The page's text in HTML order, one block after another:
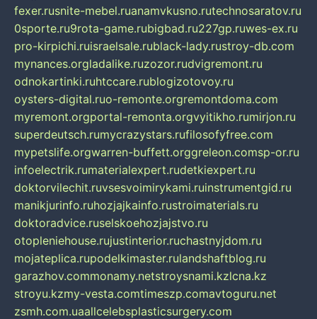
fexer.rusnite-mebel.ruanamvkusno.rutechnosaratov.ru
0sporte.ru9rota-game.rubigbad.ru227gp.ruwes-ex.ru
pro-kirpichi.ruisraelsale.rublack-lady.rustroy-db.com
mynances.orgladalike.ruzozor.rudvigremont.ru
odnokartinki.ruhtccare.rublogizotovoy.ru
oysters-digital.ruo-remonte.orgremontdoma.com
myremont.orgportal-remonta.orgvyitikho.rumirjon.ru
superdeutsch.rumycrazystars.rufilosofyfree.com
mypetslife.orgwarren-buffett.orggreleon.comsp-or.ru
infoelectrik.rumaterialexpert.rudetkiexpert.ru
doktorvilechit.ruvsesvoimirykami.ruinstrumentgid.ru
manikjurinfo.ruhozjajkainfo.rustroimaterials.ru
doktoradvice.ruselskoehozjajstvo.ru
otopleniehouse.rujustinterior.ruchastnyjdom.ru
mojateplica.rupodelkimaster.rulandshaftblog.ru
garazhov.commonamy.netstroysnami.kzlcna.kz
stroyu.kzmy-vesta.comtimeszp.comavtoguru.net
zsmh.com.uaallcelebsplasticsurgery.com